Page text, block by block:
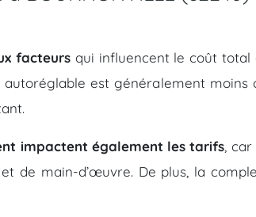
facteurs qui influencent le coût total
est généralement moins
impactent également les tarifs ,
de main-d’œuvre. De plus, la